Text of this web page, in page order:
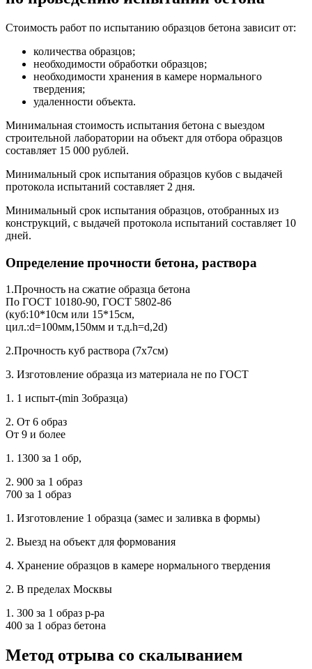
Стоимость работ по испытанию образцов бетона зависит от:
количества образцов;
необходимости обработки образцов;
необходимости хранения в камере нормального
твердения;
удаленности объекта.
Минимальная стоимость испытания бетона с выездом
строительной лаборатории на объект для отбора образцов
составляет 15 000 рублей.
Минимальный срок испытания образцов кубов с выдачей
протокола испытаний составляет 2 дня.
Минимальный срок испытания образцов, отобранных из
конструкций, с выдачей протокола испытаний составляет 10
дней.
Определение прочности бетона, раствора
1.Прочность на сжатие образца бетона
По ГОСТ 10180-90, ГОСТ 5802-86
(куб:10*10см или 15*15см,
цил.:d=100мм,150мм и т.д.h=d,2d)
2.Прочность куб раствора (7х7см)
3. Изготовление образца из материала не по ГОСТ
1. 1 испыт-(min 3образца)
2. От 6 образ
От 9 и более
1. 1300 за 1 обр,
2. 900 за 1 образ
700 за 1 образ
1. Изготовление 1 образца (замес и заливка в формы)
2. Выезд на объект для формования
4. Хранение образцов в камере нормального твердения
2. В пределах Москвы
1. 300 за 1 образ р-ра
400 за 1 образ бетона
Метод отрыва со скалыванием